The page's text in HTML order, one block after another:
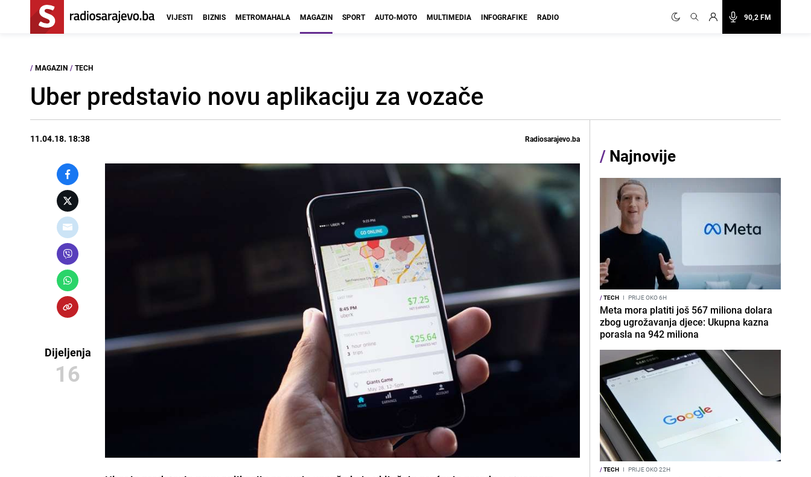
90,2 FM
VIJESTI BIZNIS METROMAHALA MAGAZIN SPORT AUTO-MOTO MULTIMEDIA INFOGRAFIKE RADIO
/ MAGAZIN / TECH
Uber predstavio novu aplikaciju za vozače
11.04.18. 18:38 Radiosarajevo.ba
Dijeljenja
16
/ Najnovije
/TECH I PRIJE OKO 6H
Meta mora platiti još 567 miliona dolara
zbog ugrožavanja djece: Ukupna kazna
porasla na 942 miliona
/TECH I PRIJE OKO 22H